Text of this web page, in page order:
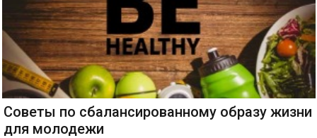
Советы по сбалансированному образу жизни
для молодежи